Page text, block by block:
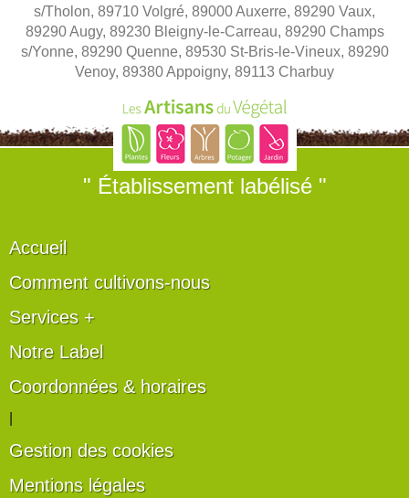
s/Tholon, 89710 Volgré, 89000 Auxerre, 89290 Vaux,
89290 Augy, 89230 Bleigny-le-Carreau, 89290 Champs
s/Yonne, 89290 Quenne, 89530 St-Bris-le-Vineux, 89290
Venoy, 89380 Appoigny, 89113 Charbuy
" Établissement labélisé "
Accueil
Comment cultivons-nous
Services +
Notre Label
Coordonnées & horaires
Gestion des cookies
Mentions légales